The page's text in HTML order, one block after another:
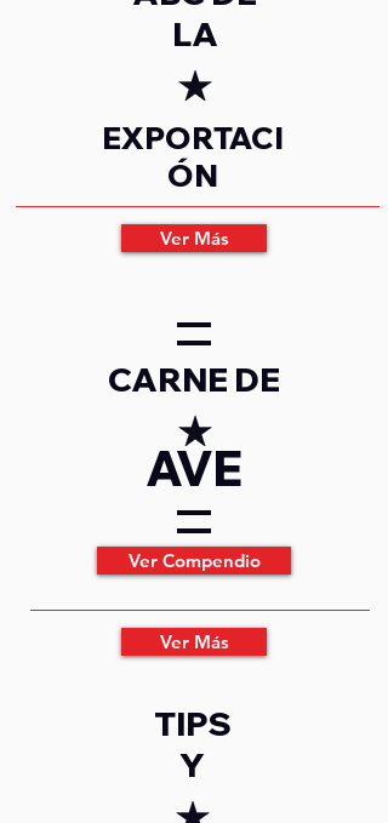
LA
EXPORTACI
ÓN
Ver Más
CARNE DE
AVE
Ver Compendio
Ver Más
TIPS
Y